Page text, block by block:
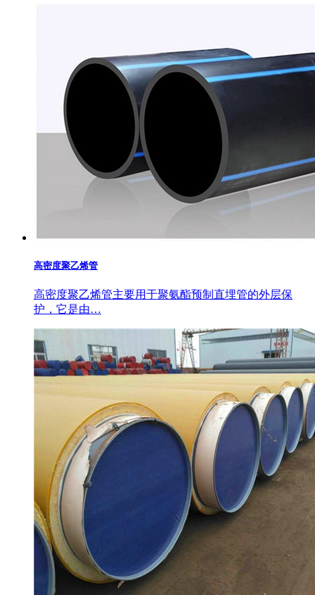
高密度聚乙烯管
高密度聚乙烯管主要用于聚氨酯预制直埋管的外层保
护，它是由…